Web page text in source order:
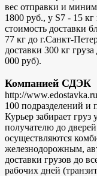
вес отправки и
1800 руб., у S7 - 15
стоимость доставки
77 кг до г.Санкт-
доставки 300 кг
000 руб).
Компанией СДЭК
http://
100 подразделений и
Курьер забирает груз
получателю до
осуществляются
железнодорожным,
доставки грузов до
рабочих дней